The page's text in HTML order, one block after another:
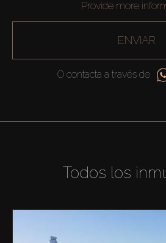
Provide more
ENVIAR
O contacta a través de
Todos los